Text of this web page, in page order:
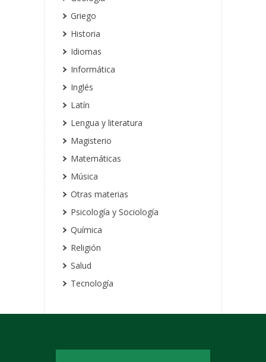
Griego
Historia
Idiomas
Informática
Inglés
Latín
Lengua y literatura
Magisterio
Matemáticas
Música
Otras materias
Psicología y Sociología
Química
Religión
Salud
Tecnología